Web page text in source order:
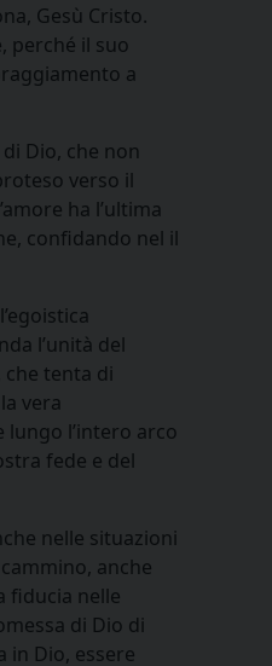
Gesù Cristo.
perché il suo
a
Dio, che non
verso il
ha l’ultima
confidando nel il
l’unità del
tenta di
vera
l’intero arco
fede e del
nelle situazioni
anche
fiducia nelle
di Dio di
in Dio, essere